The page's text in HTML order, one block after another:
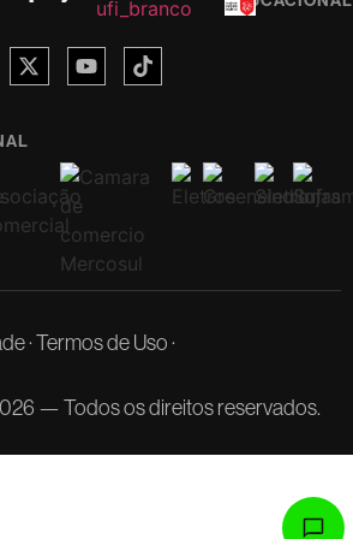
— Todos os direitos reservados.
· Termos de Uso ·